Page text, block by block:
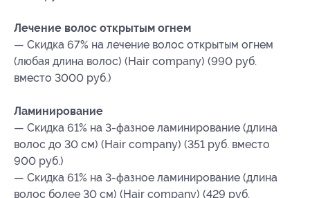
Лечение волос открытым огнем
— Скидка 67% на лечение волос открытым огнем
(любая длина волос) (Hair company) (990 руб.
вместо 3000 руб.)
Ламинирование
— Скидка 61% на 3-фазное ламинирование (длина
волос до 30 см) (Hair company) (351 руб. вместо
900 руб.)
— Скидка 61% на 3-фазное ламинирование (длина
волос более 30 см) (Hair company) (429 руб.